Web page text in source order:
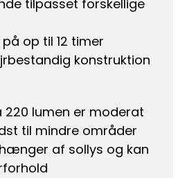
tilpasset forskellige
op til 12 timer
konstruktion
220 lumen er moderat
til mindre områder
af sollys og kan